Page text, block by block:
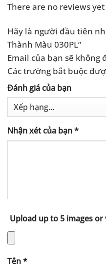
There are no reviews yet
Hãy là người đầu tiên
Thành Màu 030PL”
Email của bạn sẽ
Các trường bắt buộc
Đánh giá của bạn
Nhận xét của bạn*
Upload up to 5 images or
Tên*